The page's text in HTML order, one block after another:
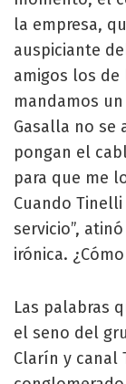
la empresa,
auspiciante
amigos los de
mandamos
Gasalla no se
pongan el
para que me
Cuando
servicio”,
irónica.
Las palabras
el seno del
Clarín y canal